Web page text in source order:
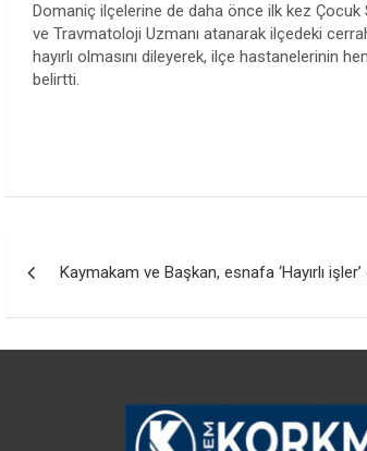
Domaniç ilçelerine de daha önce ilk kez Çocuk
ve Travmatoloji Uzmanı atanarak ilçedeki
hayırlı olmasını dileyerek, ilçe hastanelerinin
belirtti.
gezinmesi
Kaymakam ve Başkan, esnafa ‘Hayırlı işler’